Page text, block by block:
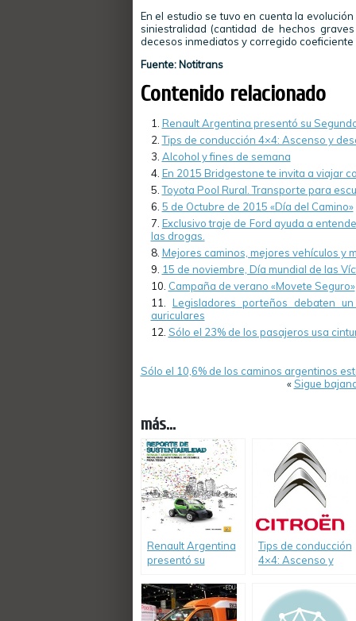
En el estudio se tuvo en cuenta la
siniestralidad (cantidad de hechos
decesos inmediatos y corregido
Fuente: Notitrans
Contenido relacionado
Renault Argentina presentó su
Tips de conducción 4×4: Ascenso y
Alcohol y fines de semana
En 2015 Bridgestone te invita a viajar
Toyota Pool Rural. Transporte para
5 de Octubre de 2015 «Día del Camino»
Exclusivo traje de Ford ayuda a
las drogas.
Mejores caminos, mejores vehículos y
15 de noviembre, Día mundial de las
Campaña de verano «Movete Seguro»
Legisladores porteños debaten
auriculares
Sólo el 23% de los pasajeros usa
Sólo el 10,6% de los caminos argentinos
«Sigue
más...
Renault Argentina
presentó su
de Sustentabilidad
Tips de conducción
4×4: Ascenso y
pendiente.